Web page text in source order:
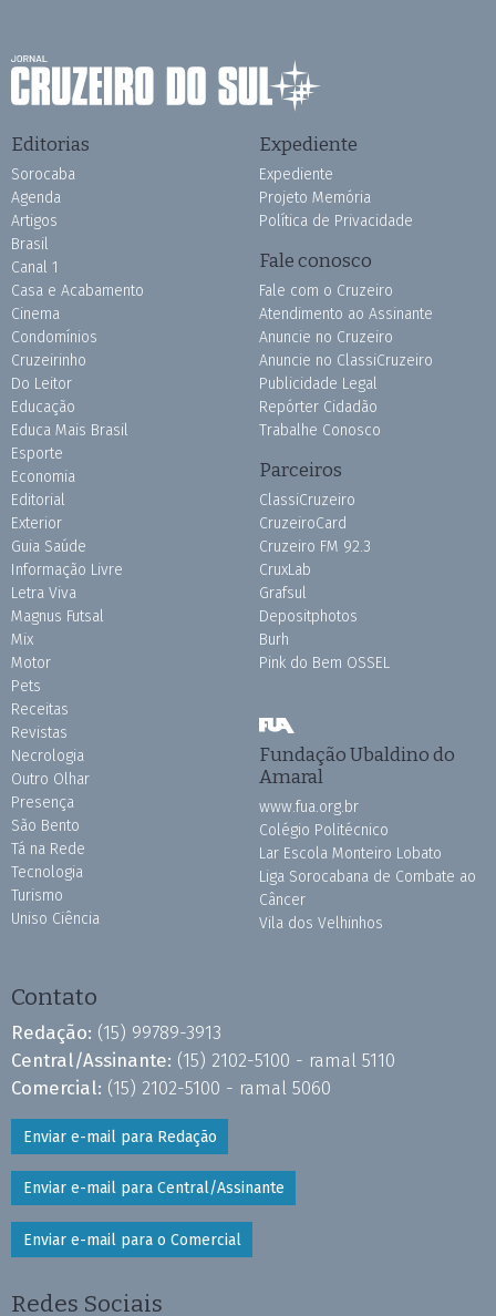
Editorias
Sorocaba
Agenda
Artigos
Brasil
Canal 1
Casa e Acabamento
Cinema
Condomínios
Cruzeirinho
Do Leitor
Educação
Educa Mais Brasil
Esporte
Economia
Editorial
Exterior
Guia Saúde
Informação Livre
Letra Viva
Magnus Futsal
Mix
Motor
Pets
Receitas
Revistas
Necrologia
Outro Olhar
Presença
São Bento
Tá na Rede
Tecnologia
Turismo
Uniso Ciência
Expediente
Expediente
Projeto Memória
Política de Privacidade
Fale conosco
Fale com o Cruzeiro
Atendimento ao Assinante
Anuncie no Cruzeiro
Anuncie no ClassiCruzeiro
Publicidade Legal
Repórter Cidadão
Trabalhe Conosco
Parceiros
ClassiCruzeiro
CruzeiroCard
Cruzeiro FM 92.3
CruxLab
Grafsul
Depositphotos
Burh
Pink do Bem OSSEL
Fundação Ubaldino do
Amaral
www.fua.org.br
Colégio Politécnico
Lar Escola Monteiro Lobato
Liga Sorocabana de Combate ao
Câncer
Vila dos Velhinhos
Contato
Redação: (15) 99789-3913
Central/Assinante: (15) 2102-5100 - ramal 5110
Comercial: (15) 2102-5100 - ramal 5060
Enviar e-mail para Redação
Enviar e-mail para Central/Assinante
Enviar e-mail para o Comercial
Redes Sociais